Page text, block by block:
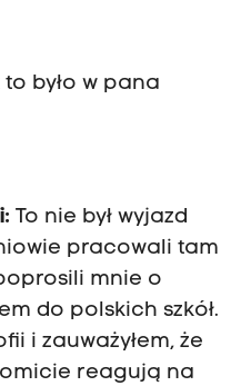
to było w pana
To nie był wyjazd
pracowali tam
mnie o
do polskich szkół.
i zauważyłem, że
reagują na